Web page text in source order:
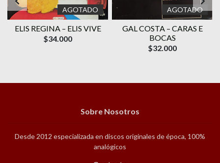
AGOTADO
ELIS REGINA – ELIS VIVE
$34.000
AGOTADO
GAL COSTA ‎– CARAS E
BOCAS
$32.000
Sobre Nosotros
Desde 2012 especializada en discos originales de época, 100%
analógicos